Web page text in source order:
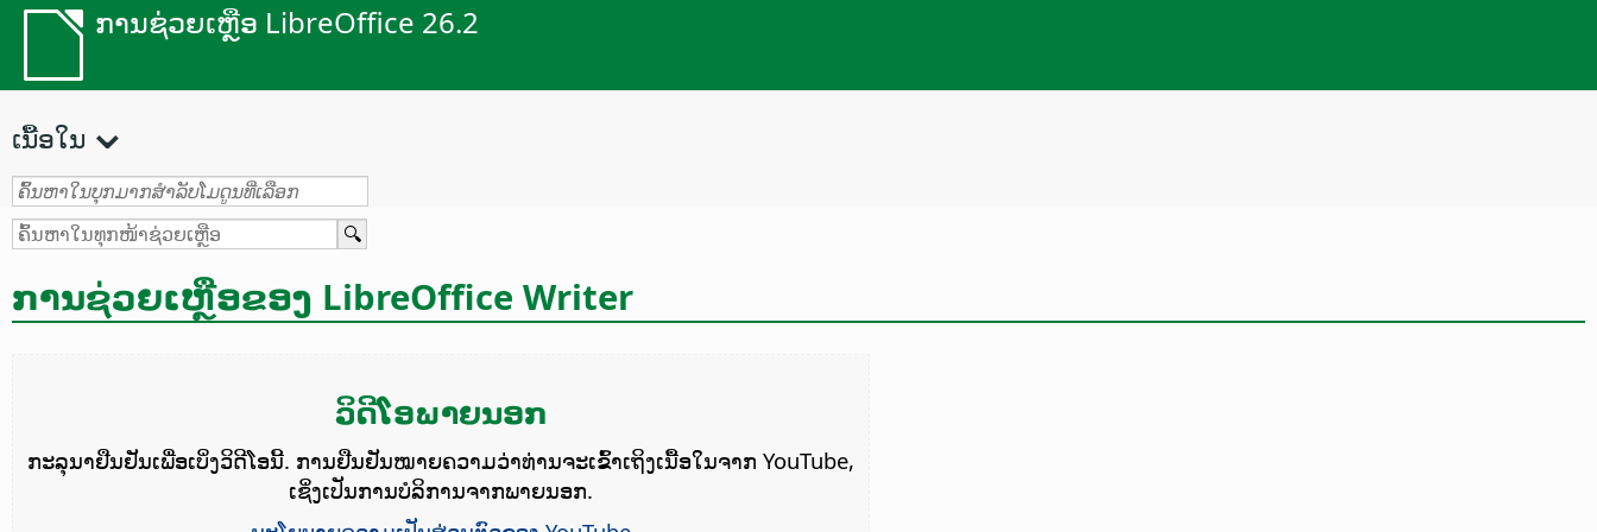
ການຊ່ວຍເຫຼືອ LibreOffice 26.2
ເນື້ອໃນ
ການຊ່ວຍເຫຼືອຂອງ LibreOffice Writer
ວິດີໂອພາຍນອກ
ກະລຸນາຢືນຢັນເພື່ອເບິ່ງວິດີໂອນີ້. ການຢືນຢັນໝາຍຄວາມວ່າທ່ານຈະເຂົ້າເຖິງເນື້ອໃນຈາກ YouTube,
ເຊິ່ງເປັນການບໍລິການຈາກພາຍນອກ.